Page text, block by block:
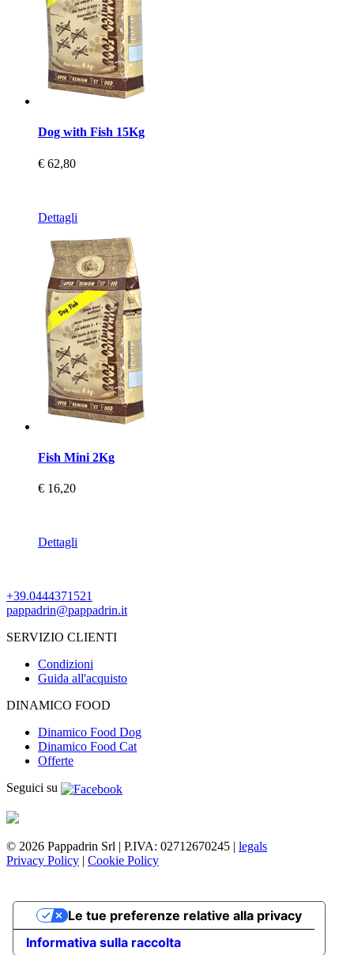
Dog with Fish 15Kg
€ 62,80
Dettagli
Fish Mini 2Kg
€ 16,20
Dettagli
+39.0444371521
pappadrin@pappadrin.it
SERVIZIO CLIENTI
Condizioni
Guida all'acquisto
DINAMICO FOOD
Dinamico Food Dog
Dinamico Food Cat
Offerte
Seguici su
© 2026 Pappadrin Srl | P.IVA: 02712670245 | legals
Privacy Policy | Cookie Policy
Informativa sulla raccolta
Le tue preferenze relative alla privacy